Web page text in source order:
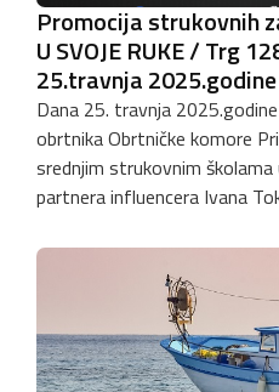
Promocija strukovnih
U SVOJE RUKE / Trg
25.travnja 2025.godine
Dana 25. travnja
obrtnika Obrtničke komore
srednjim strukovnim
partnera influencera Ivana